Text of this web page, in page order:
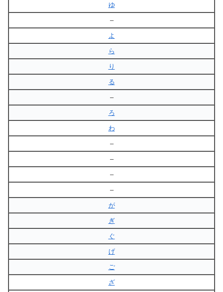
ゆ
–
よ
ら
り
る
–
ろ
わ
–
–
–
–
が
ぎ
ぐ
げ
ご
ざ